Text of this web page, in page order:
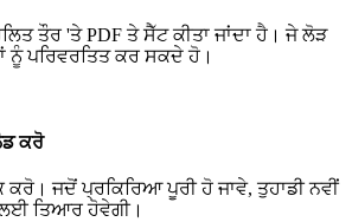
ਤੌਰ 'ਤੇ PDF ਤੇ ਸੈੱਟ ਕੀਤਾ ਜਾਂਦਾ ਹੈ। ਜੇ ਲੋੜ
ਨੂੰ ਪਰਿਵਰਤਿਤ ਕਰ ਸਕਦੇ ਹੋ।
ਕਰੋ
ਜਦੋਂ ਪ੍ਰਕਿਰਿਆ ਪੂਰੀ ਹੋ ਜਾਵੇ, ਤੁਹਾਡੀ ਨਵੀਂ
ਤਿਆਰ ਹੋਵੇਗੀ।